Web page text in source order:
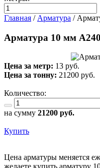
Главная / Арматура /
Арматура 10 мм А240
Цена за метр: 13 руб.
Цена за тонну: 21200 руб.
Количество:
на сумму 21200 руб.
Купить
Цена арматуры меняется